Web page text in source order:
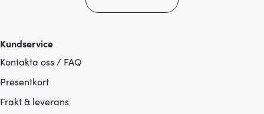
Kundservice
Kontakta oss / FAQ
Presentkort
Frakt & leverans